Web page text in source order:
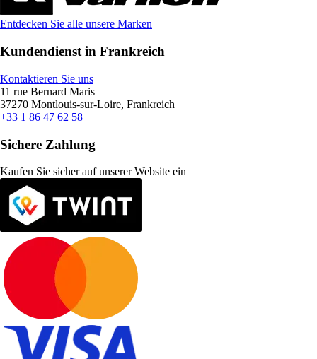
Entdecken Sie alle unsere Marken
Kundendienst in Frankreich
Kontaktieren Sie uns
11 rue Bernard Maris
37270 Montlouis-sur-Loire, Frankreich
+33 1 86 47 62 58
Sichere Zahlung
Kaufen Sie sicher auf unserer Website ein